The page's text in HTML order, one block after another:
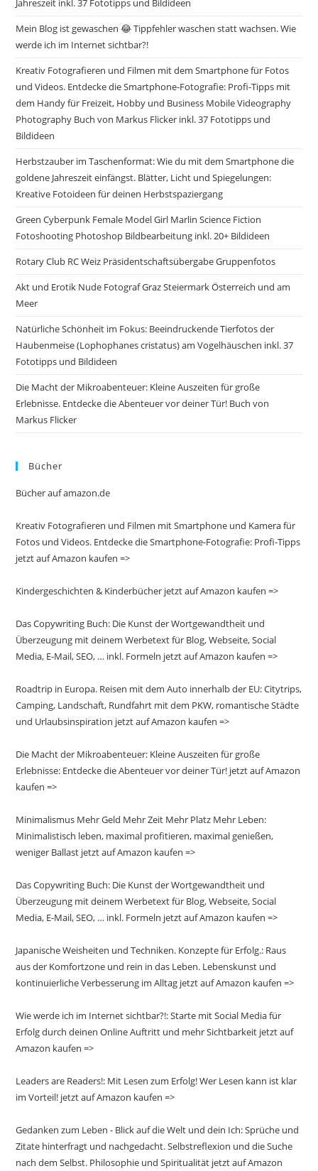
Jahreszeit inkl. 37 Fototipps und Bildideen
Mein Blog ist gewaschen 😂 Tippfehler waschen statt wachsen. Wie
werde ich im Internet sichtbar?!
Kreativ Fotografieren und Filmen mit dem Smartphone für Fotos
und Videos. Entdecke die Smartphone-Fotografie: Profi-Tipps mit
dem Handy für Freizeit, Hobby und Business Mobile Videography
Photography Buch von Markus Flicker inkl. 37 Fototipps und
Bildideen
Herbstzauber im Taschenformat: Wie du mit dem Smartphone die
goldene Jahreszeit einfängst. Blätter, Licht und Spiegelungen:
Kreative Fotoideen für deinen Herbstspaziergang
Green Cyberpunk Female Model Girl Marlin Science Fiction
Fotoshooting Photoshop Bildbearbeitung inkl. 20+ Bildideen
Rotary Club RC Weiz Präsidentschaftsübergabe Gruppenfotos
Akt und Erotik Nude Fotograf Graz Steiermark Österreich und am
Meer
Natürliche Schönheit im Fokus: Beeindruckende Tierfotos der
Haubenmeise (Lophophanes cristatus) am Vogelhäuschen inkl. 37
Fototipps und Bildideen
Die Macht der Mikroabenteuer: Kleine Auszeiten für große
Erlebnisse. Entdecke die Abenteuer vor deiner Tür! Buch von
Markus Flicker
Bücher
Bücher auf amazon.de
Kreativ Fotografieren und Filmen mit Smartphone und Kamera für
Fotos und Videos. Entdecke die Smartphone-Fotografie: Profi-Tipps
jetzt auf Amazon kaufen =>
Kindergeschichten & Kinderbücher jetzt auf Amazon kaufen =>
Das Copywriting Buch: Die Kunst der Wortgewandtheit und
Überzeugung mit deinem Werbetext für Blog, Webseite, Social
Media, E-Mail, SEO, … inkl. Formeln jetzt auf Amazon kaufen =>
Roadtrip in Europa. Reisen mit dem Auto innerhalb der EU: Citytrips,
Camping, Landschaft, Rundfahrt mit dem PKW, romantische Städte
und Urlaubsinspiration jetzt auf Amazon kaufen =>
Die Macht der Mikroabenteuer: Kleine Auszeiten für große
Erlebnisse: Entdecke die Abenteuer vor deiner Tür! jetzt auf Amazon
kaufen =>
Minimalismus Mehr Geld Mehr Zeit Mehr Platz Mehr Leben:
Minimalistisch leben, maximal profitieren, maximal genießen,
weniger Ballast jetzt auf Amazon kaufen =>
Das Copywriting Buch: Die Kunst der Wortgewandtheit und
Überzeugung mit deinem Werbetext für Blog, Webseite, Social
Media, E-Mail, SEO, … inkl. Formeln jetzt auf Amazon kaufen =>
Japanische Weisheiten und Techniken. Konzepte für Erfolg.: Raus
aus der Komfortzone und rein in das Leben. Lebenskunst und
kontinuierliche Verbesserung im Alltag jetzt auf Amazon kaufen =>
Wie werde ich im Internet sichtbar?!: Starte mit Social Media für
Erfolg durch deinen Online Auftritt und mehr Sichtbarkeit jetzt auf
Amazon kaufen =>
Leaders are Readers!: Mit Lesen zum Erfolg! Wer Lesen kann ist klar
im Vorteil! jetzt auf Amazon kaufen =>
Gedanken zum Leben - Blick auf die Welt und dein Ich: Sprüche und
Zitate hinterfragt und nachgedacht. Selbstreflexion und die Suche
nach dem Selbst. Philosophie und Spiritualität jetzt auf Amazon